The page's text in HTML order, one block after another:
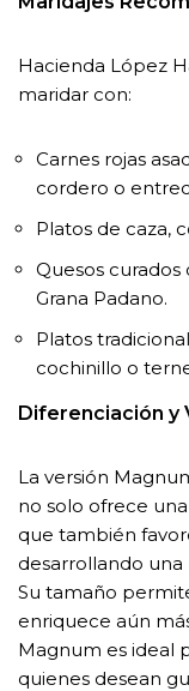
Hacienda López
maridar con:
Carnes rojas
cordero o
Platos de caza,
Quesos
Grana Padano.
Platos
cochinillo o
Diferenciación y
La versión
no solo ofrece
que también
desarrollando
Su tamaño
enriquece aún
Magnum es ideal
quienes desean